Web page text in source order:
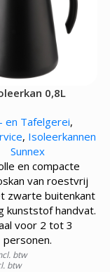
0,8L
en Tafelgerei,
, Isoleerkannen
Sunnex
en compacte
van roestvrij
zwarte buitenkant
kunststof handvat.
voor 2 tot 3
personen.
btw
btw